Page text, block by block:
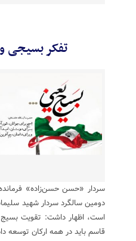
تفکر بسیجی
سردار «حسن حسن‌زاده»
دومین سالگرد سردار شهید
است، اظهار داشت: تقویت
قاسم باید در همه ارکان توسعه